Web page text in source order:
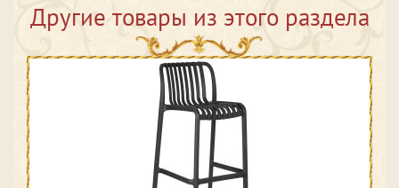
Другие товары из этого раздела